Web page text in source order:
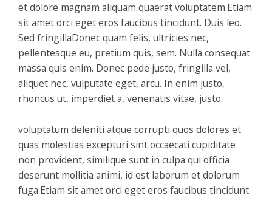
et dolore magnam aliquam quaerat voluptatem.Etiam
sit amet orci eget eros faucibus tincidunt. Duis leo.
Sed fringillaDonec quam felis, ultricies nec,
pellentesque eu, pretium quis, sem. Nulla consequat
massa quis enim. Donec pede justo, fringilla vel,
aliquet nec, vulputate eget, arcu. In enim justo,
rhoncus ut, imperdiet a, venenatis vitae, justo.
voluptatum deleniti atque corrupti quos dolores et
quas molestias excepturi sint occaecati cupiditate
non provident, similique sunt in culpa qui officia
deserunt mollitia animi, id est laborum et dolorum
fuga.Etiam sit amet orci eget eros faucibus tincidunt.